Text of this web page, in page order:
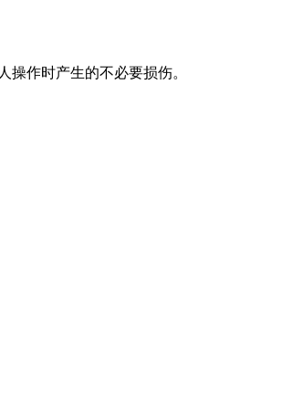
作时产生的不必要损伤。